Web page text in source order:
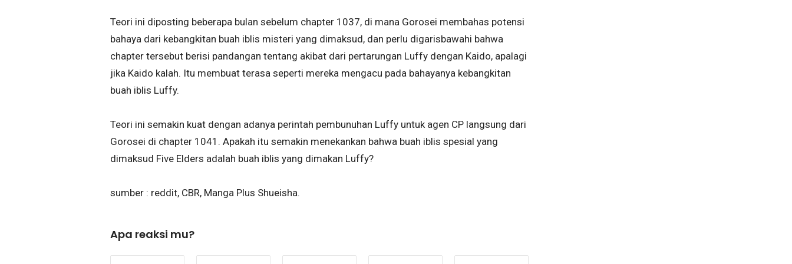
Teori ini diposting beberapa bulan sebelum chapter 1037, di mana Gorosei membahas potensi
bahaya dari kebangkitan buah iblis misteri yang dimaksud, dan perlu digarisbawahi bahwa
chapter tersebut berisi pandangan tentang akibat dari pertarungan Luffy dengan Kaido, apalagi
jika Kaido kalah. Itu membuat terasa seperti mereka mengacu pada bahayanya kebangkitan
buah iblis Luffy.
Teori ini semakin kuat dengan adanya perintah pembunuhan Luffy untuk agen CP langsung dari
Gorosei di chapter 1041. Apakah itu semakin menekankan bahwa buah iblis spesial yang
dimaksud Five Elders adalah buah iblis yang dimakan Luffy?
sumber : reddit, CBR, Manga Plus Shueisha.
Apa reaksi mu?